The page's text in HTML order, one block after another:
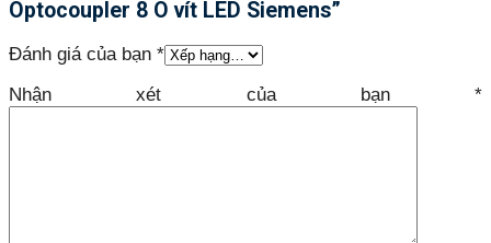
Optocoupler 8 O vít LED Siemens”
Đánh giá của bạn *
Nhận xét của bạn *